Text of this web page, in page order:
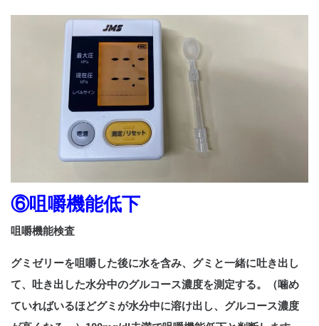
⑥咀嚼機能低下
咀嚼機能検査
グミゼリーを咀嚼した後に水を含み、グミと一緒に吐き出し
て、吐き出した水分中のグルコース濃度を測定する。（噛め
ていればいるほどグミが水分中に溶け出し、グルコース濃度